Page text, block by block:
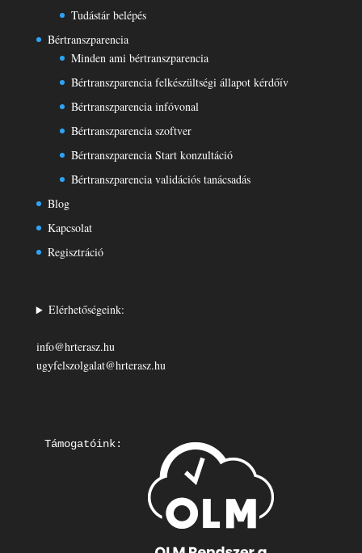
Tudástár belépés
Bértranszparencia
Minden ami bértranszparencia
Bértranszparencia felkészültségi állapot kérdőív
Bértranszparencia infóvonal
Bértranszparencia szoftver
Bértranszparencia Start konzultáció
Bértranszparencia validációs tanácsadás
Blog
Kapcsolat
Regisztráció
Elérhetőségeink:
info@hrterasz.hu
ugyfelszolgalat@hrterasz.hu
Támogatóink: